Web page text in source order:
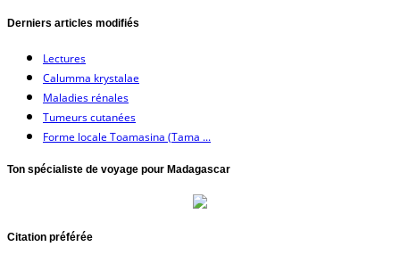
Derniers articles modifiés
Lectures
Calumma krystalae
Maladies rénales
Tumeurs cutanées
Forme locale Toamasina (Tama ...
Ton spécialiste de voyage pour Madagascar
Citation préférée